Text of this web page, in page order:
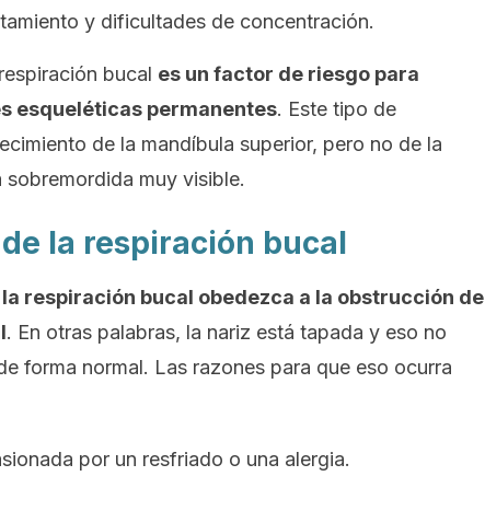
y dificultades de concentración.
bucal es un factor de riesgo para
esqueléticas permanentes. Este tipo de
de la mandíbula superior, pero no de la
sobremordida muy visible.
la respiración bucal
respiración bucal obedezca a la obstrucción de
. En otras palabras, la nariz está tapada y eso no
forma normal. Las razones para que eso ocurra
por un resfriado o una alergia.